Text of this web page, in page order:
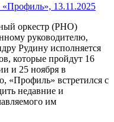
13.11.2025
оркестр (РНО)
руководителю,
Рудину исполняется
которые пройдут 16
и 25 ноября в
«Профиль» встретился с
недавние и
им